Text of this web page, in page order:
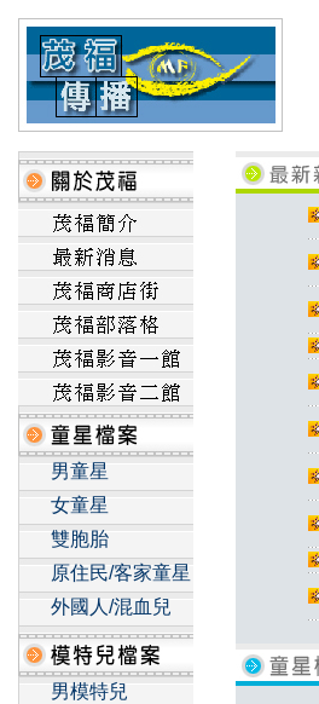
男童星
女童星
雙胞胎
原住民/客家童星
外國人/混血兒
男模特兒